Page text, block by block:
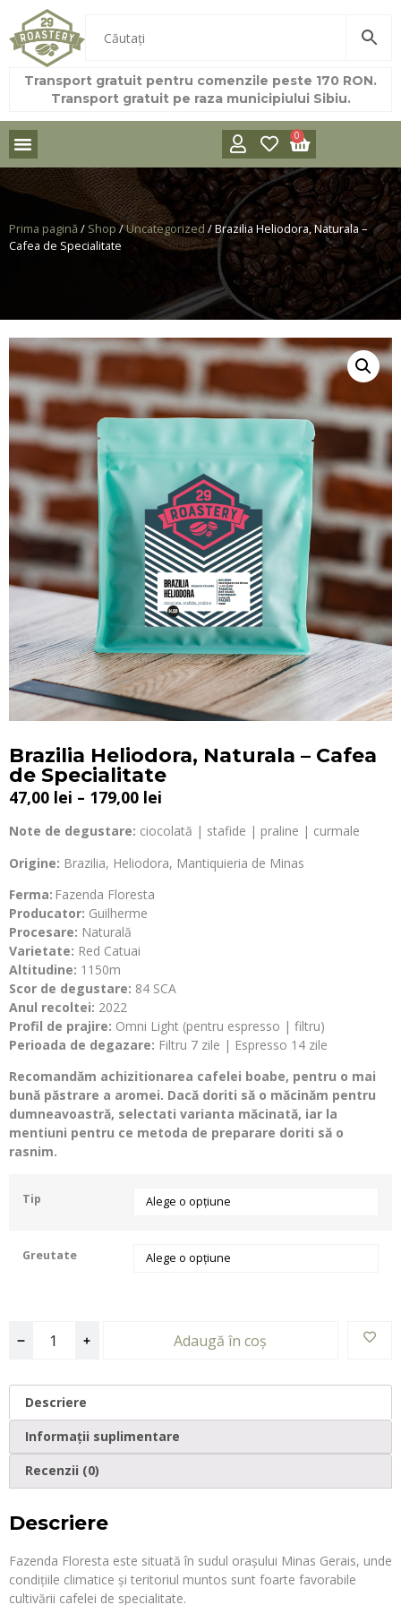
Transport gratuit pentru comenzile peste 170 RON.
Transport gratuit pe raza municipiului Sibiu.
0
Prima pagină / Shop /Uncategorized / Brazilia Heliodora, Naturala –
Cafea de Specialitate
Brazilia Heliodora, Naturala – Cafea
de Specialitate
47,00 lei – 179,00 lei
Note de degustare: ciocolată | stafide | praline | curmale
Origine: Brazilia, Heliodora, Mantiquieria de Minas
Ferma: Fazenda Floresta
Producator: Guilherme
Procesare: Naturală
Varietate: Red Catuai
Altitudine: 1150m
Scor de degustare: 84 SCA
Anul recoltei: 2022
Profil de prajire: Omni Light (pentru espresso | filtru)
Perioada de degazare: Filtru 7 zile | Espresso 14 zile
Recomandăm achizitionarea cafelei boabe, pentru o mai
bună păstrare a aromei. Dacă doriti să o măcinăm pentru
dumneavoastră, selectati varianta măcinată, iar la
mentiuni pentru ce metoda de preparare doriti să o
rasnim.
Tip
Greutate
Adaugă în coș
Descriere
Informații suplimentare
Recenzii (0)
Descriere
Fazenda Floresta este situată în sudul orașului Minas Gerais, unde
condițiile climatice și teritoriul muntos sunt foarte favorabile
cultivării cafelei de specialitate.